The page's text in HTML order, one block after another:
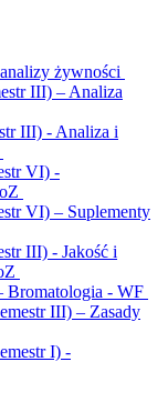
żywności
III) – Analiza
III) - Analiza i
VI) -
VI) – Suplementy
III) - Jakość i
Bromatologia - WF
III) – Zasady
I) -